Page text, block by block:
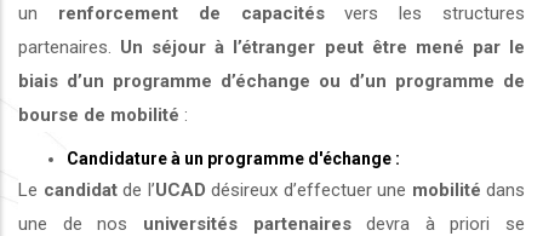
un renforcement de capacitésvers les structures
partenaires. Un séjour à l’étranger peut être mené par le
biais d’un programme d’échange ou d’un programme de
bourse de mobilité :
Candidature à un programme d'échange :
Le candidatde l’UCAD désireux d’effectuer une mobilité dans
une de nos universités partenairesdevra à priori se